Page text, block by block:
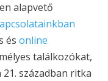
alapvető
és online
találkozókat,
században ritka